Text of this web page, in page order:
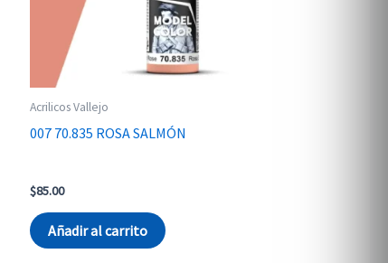
Acrilicos Vallejo
007 70.835 ROSA SALMÓN
$85.00
Añadir al carrito